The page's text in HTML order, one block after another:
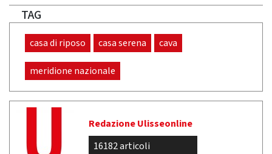
TAG
casa di riposo casa serena cava
meridione nazionale
Redazione Ulisseonline
16182 articoli